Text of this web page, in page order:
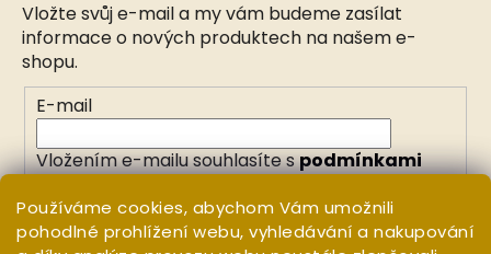
Používáme cookies, abychom Vám umožnili
pohodlné prohlížení webu, vyhledávání a nakupování
Vložte svůj e-mail a my vám budeme zasílat
informace o nových produktech na našem e-
shopu.
E-mail
Vložením e-mailu souhlasíte spodmínkami
PŘIHLÁSIT SE